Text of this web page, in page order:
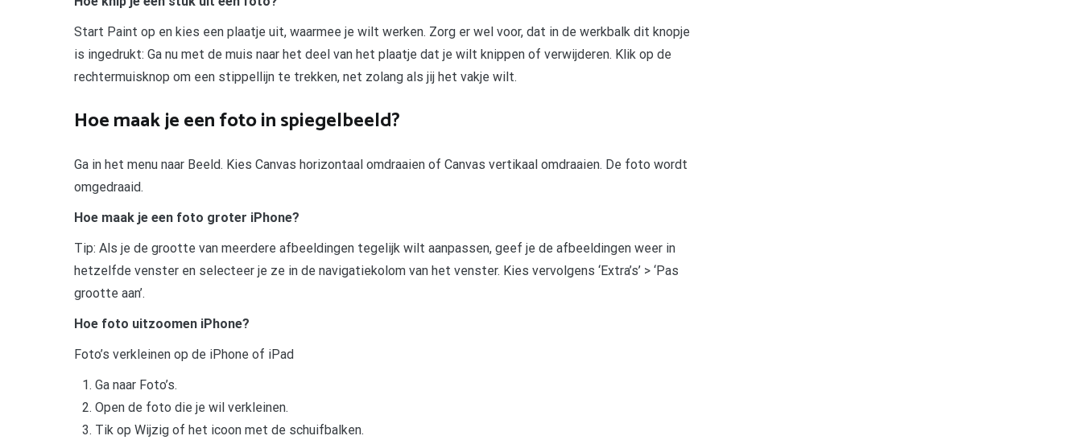
Start Paint op en kies een plaatje uit, waarmee je wilt werken. Zorg er wel voor, dat in de werkbalk dit knopje
is ingedrukt: Ga nu met de muis naar het deel van het plaatje dat je wilt knippen of verwijderen. Klik op de
rechtermuisknop om een stippellijn te trekken, net zolang als jij het vakje wilt.
Hoe maak je een foto in spiegelbeeld?
Ga in het menu naar Beeld. Kies Canvas horizontaal omdraaien of Canvas vertikaal omdraaien. De foto wordt
omgedraaid.
Hoe maak je een foto groter iPhone?
Tip: Als je de grootte van meerdere afbeeldingen tegelijk wilt aanpassen, geef je de afbeeldingen weer in
hetzelfde venster en selecteer je ze in de navigatiekolom van het venster. Kies vervolgens ‘Extra’s’ > ‘Pas
grootte aan’.
Hoe foto uitzoomen iPhone?
Foto’s verkleinen op de iPhone of iPad
Ga naar Foto’s.
Open de foto die je wil verkleinen.
Tik op Wijzig of het icoon met de schuifbalken.